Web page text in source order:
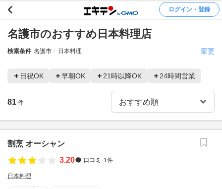
ログイン・登録
名護市のおすすめ日本料理店
検索条件 名護市 日本料理 変更
日祝OK 早朝OK 21時以降OK 24時間営業
81 件
割烹 オーシャン
3.20
口コミ 1件
日本料理